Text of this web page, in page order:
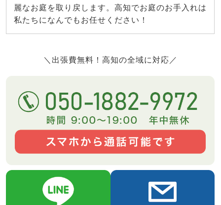
麗なお庭を取り戻します。高知でお庭のお手入れは
私たちになんでもお任せください！
＼出張費無料！高知の全域に対応／